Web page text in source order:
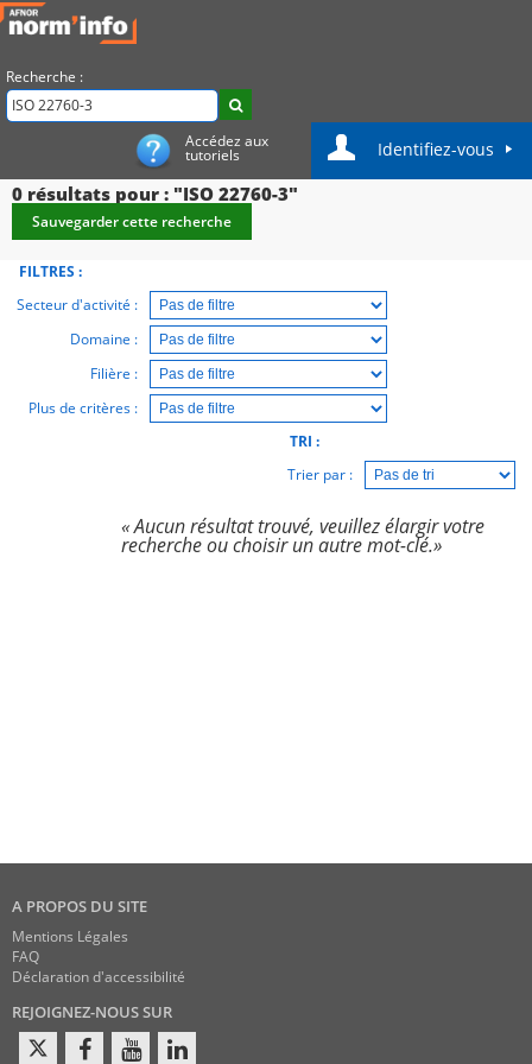
Recherche :
Accédez aux
tutoriels Identifiez-vous
0 résultats pour : "ISO 22760-3"
Sauvegarder cette recherche
FILTRES :
Secteur d'activité :
Domaine :
Filière :
Plus de critères :
TRI :
Trier par :
« Aucun résultat trouvé, veuillez élargir votre
recherche ou choisir un autre mot-clé.»
A PROPOS DU SITE
Mentions Légales
FAQ
Déclaration d'accessibilité
REJOIGNEZ-NOUS SUR